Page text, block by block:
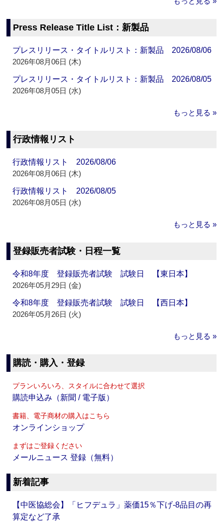
Press Release Title List：新製品
プレスリリース・タイトルリスト：新製品 2026/08/06
2026年08月06日 (木)
プレスリリース・タイトルリスト：新製品 2026/08/05
2026年08月05日 (水)
もっと見る »
行政情報リスト
行政情報リスト 2026/08/06
2026年08月06日 (木)
行政情報リスト 2026/08/05
2026年08月05日 (水)
もっと見る »
登録販売者試験・日程一覧
令和8年度 登録販売者試験 試験日 【東日本】
2026年05月29日 (金)
令和8年度 登録販売者試験 試験日 【西日本】
2026年05月26日 (火)
もっと見る »
購読・購入・登録
プランいろいろ、スタイルに合わせて選択
購読申込み（新聞 / 電子版）
書籍、電子商材の購入はこちら
オンラインショップ
まずはご登録ください
メールニュース 登録（無料）
新着記事
【中医協総会】「ヒフデュラ」薬価15％下げ‐8品目の再
算定など了承